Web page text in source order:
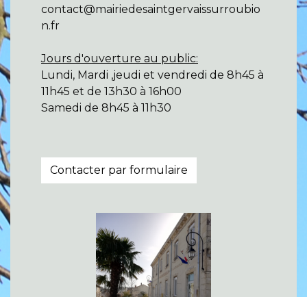
contact@mairiedesaintgervaissurroubio
n.fr
Jours d'ouverture au public:
Lundi, Mardi ,jeudi et vendredi de 8h45 à
11h45 et de 13h30 à 16h00
Samedi de 8h45 à 11h30
Contacter par formulaire